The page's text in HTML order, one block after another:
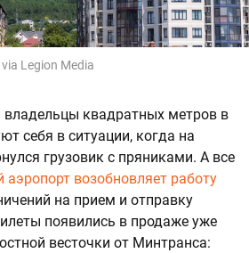
Legion Media
владельцы квадратных метров в
себя в ситуации, когда на
грузовик с пряниками. А все
аэропорт возобновляет работу
на прием и отправку
появились в продаже уже
весточки от Минтранса: